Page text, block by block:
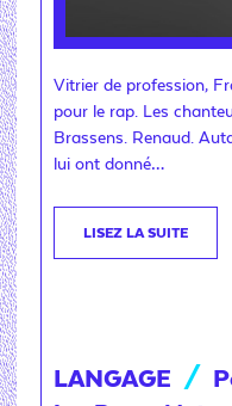
Vitrier de profession,
pour le rap. Les
Brassens. Renaud.
lui ont donné…
LISEZ LA SUITE
LANGAGE /